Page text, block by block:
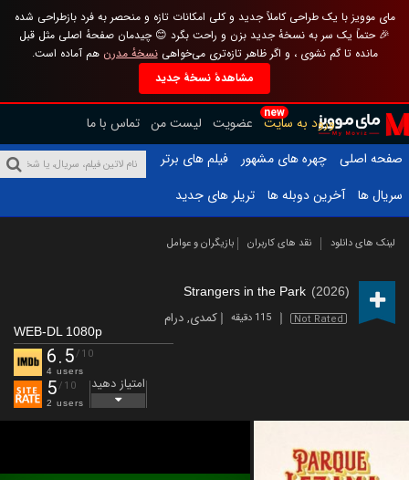
مای موویز با یک طراحی کاملاً جدید و کلی امکانات تازه و منحصر به فرد بازطراحی شده
🎉 حتماً یک سر به نسخهٔ جدید بزن و راحت بگرد 😊 چیدمان صفحهٔ اصلی مثل قبل
مانده تا گم نشوی ، و اگر ظاهر تازه‌تری می‌خواهینسخهٔ مدرن هم آماده است.
مشاهدهٔ نسخهٔ جدید
new
ورود به سایت عضویت لیست من تماس با ما
صفحه اصلی
چهره های مشهور
فیلم های برتر
سریال ها
آخرین دوبله ها تریلر های جدید
لینک های دانلود نقد های کاربران بازیگران و عوامل
Strangers in the Park (2026)
Not Rated 115 دقیقه کمدی,درام
WEB-DL 1080p
6.5/10
4 users
5/10
2 users
امتیاز دهید